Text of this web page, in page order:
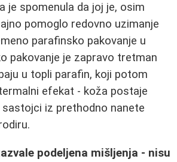
je spomenula da joj je, osim
pomoglo redovno uzimanje
parafinsko pakovanje u
pakovanje je zapravo tretman
u topli parafin, koji potom
efekat - koža postaje
sastojci iz prethodno nanete
podeljena mišljenja - nisu